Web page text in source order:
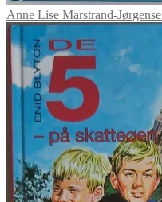
Anne Lise Marstrand-